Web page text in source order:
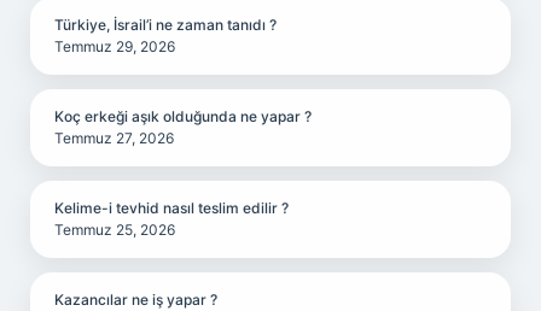
Türkiye, İsrail’i ne zaman tanıdı ?
Temmuz 29, 2026
Koç erkeği aşık olduğunda ne yapar ?
Temmuz 27, 2026
Kelime-i tevhid nasıl teslim edilir ?
Temmuz 25, 2026
Kazancılar ne iş yapar ?